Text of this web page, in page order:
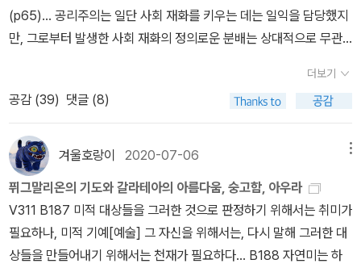
(A808)(B836) 이에 따라 순수 이성의 원리들은 그 실천적, 특히 도
덕적 사용에서 객관적 실재성을 갖는다.(p936) <순수 이성 비판 2>
해 기존 형이상학의 문제점을 밝히고, 초월적 방법론을 통해 자신이
제시한 형이상학의 체계를 '도덕철학'을 기반으로 세운다. <순수 이성
비판 2>의 전체적인 흐름은 위와 같이 흘러간다는 사실은 크게 정리
할 수 있었지만, 이 안에 담긴 내용의 많은 부분을 이해하기에는 부족
함이 많았다. 이에 대해서는 다른 철학자들의 주장과 비교하는 페이
퍼나 리뷰를 통해 보완하기로 하고, 부족한 이번 리뷰는 이만 줄이도
록 하자...
이지만, 우리의 인식은 순간적으로 선택하는 점괘에 머무르게 된다.
선택과 인식 사이의 짧은 순간 사이에 일어나는 수많은 변화가 있음
쩌면 건위천(乾爲天)과 곤위지(坤爲地) 사이에서 우리의 삶이 수
화기제(水火旣濟)의 완성이 화수미제(火水未濟)의 미완성으로
끊임없이 변화한다는 사실을 받아들이는 것이 역(易)의 본질은 아닐
까도 생각해본다. 조금은 엇나갔지만, 글의 마지막은 <시냅스와 자아
>에서 가장 인상적인 부분을 옮기는 것으로 마무리짓는다. 저자 조지
프 르두가 이 책을 쓴 것은 2002년이다. 그로부터 약 20년이 흐른
후 AI(인공지능) 혁명이 가능했던 것이 병렬컴퓨터 구조이며, NDIVI
A의 HBM이 이를 바탕으로 혁명을 주도하고 있다는 사실을 고려해
본다면, 이 책이 가진 다른 의미의 가치를 발견할 수 있겠다... 나는
(Ernest Miller Hemingway, 1899~1961)의 <노인과 바다 The
Old Man and the Sea>에서 노인은 자신이 누구보다도 바다에 대
해 많은 경험을 갖고 바다를 잘 안다고 생각한다. 그는 자신이 고기를
잡지 못하는 것을 운(運)이라 여기지만, 반드시 그럴까. 어쩌면 그는
자신이 가진 미끼를 물고기들에게 매력적으로 보이는 마케팅 활동에
기와의 교감(PER)에는 부족함이 그의 실적(Price)을 결정한 것은
아니었을까. 자신감 넘친 노인에게 피셔 3부작을 추천한다...PS. <위
대한 기업에 투자하라>의 초판이 1958년이고, <노인과 바다>가 19
52년 출판되었으니, 노인이 마음먹을 수 있다면 읽는 것도 불가능한
것만도 아닌듯하다.. 주가의 결정적인 움직임을 지배하는 법칙은 매
우 간단히 이야기할 수 있다 : 어떤 개별 종목의 주가가 전체 주식시장
세계는 시초나 공간상의 한계를 갖지 않으며, 오히려 시간적으로나
공간적으로나 무한하다.증명 : 왜 그러한가. 세계가 시초를 갖는다고
없다. 그러나 무릇 빈 시간에서는 어떠한 사물의 발생도 가능하지 않
다. 왜냐하면, 그러한 시간의 어떤 부분도 다른 부분에 앞서 비존재의
조건에 우선해 현존을 구별하는 조건을 그 자체로 가지고 있지 않기
때문이다. _ 임마누엘 칸트, <순수이성비판2>, p641 이러한 순수이
성의 이율배반으로부터 칸트는 무엇을 끌어냈을까. 칸트는 넷째 이율
배반까지 정립-반정립을 통해 우리의 이념이 초월적으로 사용되기
위해서는 한계가 있음을 분명히 한다. 경험으로부터 형성된 우리의
e en elle-meme'라고 표현했다. 간단히 말하자면 '차이 자체'는 이
세상에 존재하는 모든 것이 다 다르다는 것이다.(p48)... 들뢰즈가 보
차이는 틀에 박힌 개념이나 표상의 틀에서 깨어날 때 드러난다. 그때
야 비로소 세상은 개념이 만들어낸 진부한, 너무나도 진부한 동일성
의 틀로부터 깨어날 수 있다는 것이 들뢰즈의 생각이다. _ 박영욱, <
데리다 & 들뢰즈 : 의미와 무의미의 경계에서>, p49 들뢰즈가 칸트
의 도식으로부터 착안한 것은 상상력은 인식 활동에 종속될 경우에는
그저 개념을 위한 도식을 만들 뿐이다. 하지만 상상력이 개념으로부
터 벗어날 경우 거꾸로 기존의 인식 활동이나 개념과는 전혀 다른 새
로운 도식을 만들 수 있다... 개념으로부터 새로운 개념이 나올 수는
없다. 새로운 개념이 나오기 위해서는 기존의 개념이 파괴되어야 한
Edmund Husserl, 1859 ~ 1938)과 마르틴 하이데거(Martin Hei
degger, 1889 ~ 1976)의 사상을 다룬 <후설 & 하이데거 : 현상학,
철학의 위기를 돌파하라>는 이성(理性, reason)으로 대표되는 근
대 유럽 문명과 과학 기술 문명의 한계를 극복하려는 서로 다른 방법
떤 내용을 담고 있을까? 후설이 생각하는 바는 매우 명료하다. 즉,
토대가 되는 학문이 확실해야 한다는 것이다. 만약 토대가 되는 학문
이 언제든 거짓으로 판명날 수 있는 판단들로 이루어진 체계라면, 그
학문을 기초로 해 세워진 또 다른 학문들의 체계 역시 위태로워지는
것은 너무도 분명하다... 그렇다면 어떤 학문이 토대의 기능을 할 수
있겠는가? 후설은 철학이 바로 그런 역할을 해야 하며, 또 할 수 있다
(p65)... 공리주의는 일단 사회 재화를 키우는 데는 일익을 담당했지
만, 그로부터 발생한 사회 재화의 정의로운 분배는 상대적으로 무관
<롤스 & 매킨타이어 : 정의로운 삶의 조건>, p66 <롤스 & 매킨타이
어 : 정의로운 삶의 조건>은 '정의'에 대한 롤스(John Rawls, 1921
~ 2002)의 의견과 이에 대한 매킨타이어(Alasdair Chalmers Ma
cIntyre, 1929 ~ )의 비판을 간략하게 정리한 입문서다. 책은 '정의
Justice'에 대한 롤스의 논리를 보다 상세히 설명하고, 이를 비판하
는 매킨타이어의 입장하는 내용으로 구성되어 있어 중심이 롤스에 다
소 치우친 감이 있지만 (그래서 '불편부당'하지 않게 느껴지지만,) <
정의론 A Theory of Justice>의 내용을 잘 요약정리한 입문서라는
점에 좋은 평가를 하고 싶다. 먼저 롤스의 이론을 살펴보자. 롤스의 이
더보기
공감 (39) 댓글 (8)
겨울호랑이 2020-07-06
퓌그말리온의 기도와 갈라테아의 아름다움, 숭고함, 아우라
V311 B187 미적 대상들을 그러한 것으로 판정하기 위해서는 취미가
필요하나, 미적 기예[예술] 그 자신을 위해서는, 다시 말해 그러한 대
상들을 만들어내기 위해서는 천재가 필요하다... B188 자연미는 하